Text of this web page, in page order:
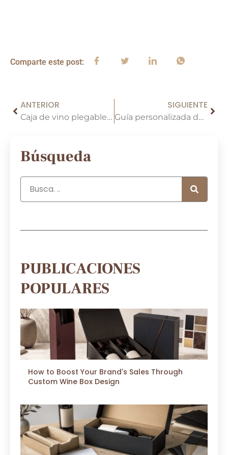
Comparte este post:
ANTERIOR
Caja de vino plegable vs caja de vino rígida tradicional: ¿cuál es mejor para su botella de vino?
SIGUIENTE
Guía personalizada de cajas de envío de vino: Dimensiones, materiales & Seguridad
Búsqueda
PUBLICACIONES
POPULARES
How to Boost Your Brand's Sales Through
Custom Wine Box Design